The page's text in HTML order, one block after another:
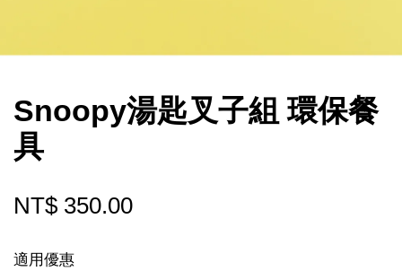
Snoopy湯匙叉子組 環保餐
具
NT$ 350.00
適用優惠